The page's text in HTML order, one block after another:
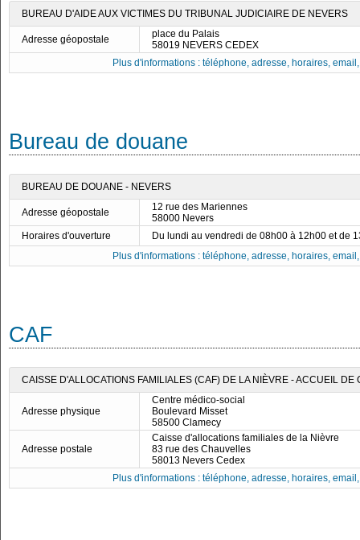
BUREAU D'AIDE AUX VICTIMES DU TRIBUNAL JUDICIAIRE DE NEVERS
Adresse géopostale
place du Palais
58019 NEVERS CEDEX
Plus d'informations : téléphone, adresse, horaires,
Bureau de douane
BUREAU DE DOUANE - NEVERS
Adresse géopostale
12 rue des Mariennes
58000 Nevers
Horaires d'ouverture
Du lundi au vendredi de 08h00 à 12h00 et de
Plus d'informations : téléphone, adresse, horaires,
CAF
CAISSE D'ALLOCATIONS FAMILIALES (CAF) DE LA NIÈVRE - ACCUEIL DE
Adresse physique
Centre médico-social
Boulevard Misset
58500 Clamecy
Adresse postale
Caisse d'allocations familiales de la Nièvre
83 rue des Chauvelles
58013 Nevers Cedex
Plus d'informations : téléphone, adresse, horaires,